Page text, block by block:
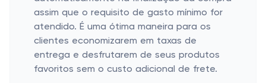
assim que o requisito de gasto mínimo for
atendido. É uma ótima maneira para os
clientes economizarem em taxas de
entrega e desfrutarem de seus produtos
favoritos sem o custo adicional de frete.